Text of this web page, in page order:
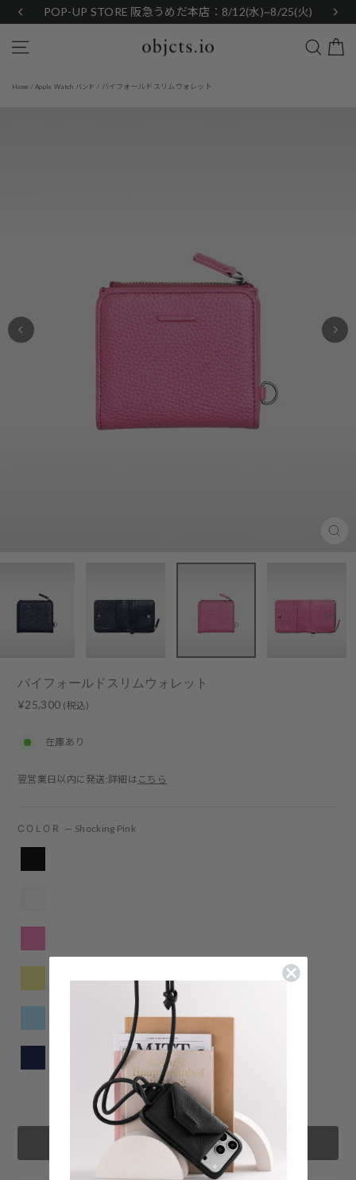
content
POP-UP STORE 阪急うめだ本店：8/12(水)~8/25(火)
Search
Home / Apple Watch バンド / バイフォールドスリムウォレット
バイフォールドスリムウォレット
Regular
¥25,300 (税込)
在庫あり
翌営業日以内に発送:詳細は こちら
COLOR — Shocking Pink
カートに追加する